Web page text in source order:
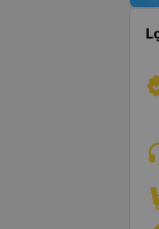
Express đi Sapa
Express là một trong
vẻ đẹp hùng vĩ của Sapa từ
cam kết mang đến
Các chuyến xe đều được
phí và cổng sạc USB